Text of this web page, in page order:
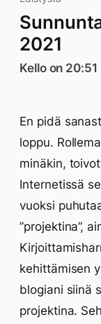
2021
Kello on 20:51
En pidä
loppu.
minäkin,
Internetissä
vuoksi
”projektina”,
kehittämisen
blogiani siinä
projektina.